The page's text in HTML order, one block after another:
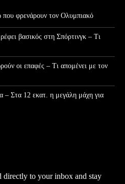
που φρενάρουν τον Ολυμπιακό
βασικός στη Σπόρτινγκ – Τι
οι επαφές – Τι απομένει με τον
– Στα 12 εκατ. η μεγάλη μάχη για
directly to your inbox and stay